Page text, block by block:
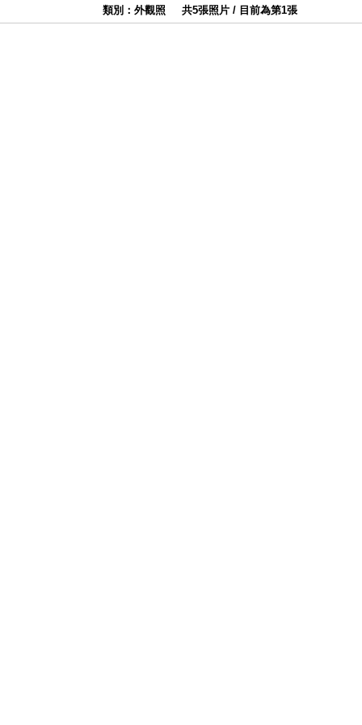
類別：外觀照 共5張照片 / 目前為第1張